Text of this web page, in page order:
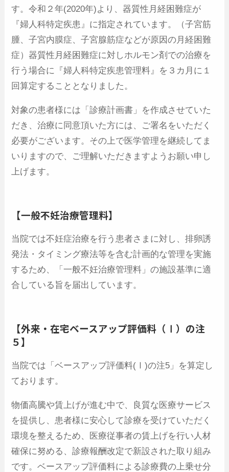
す。令和２年(2020年)より、器質性月経困難症が
『婦人科特定疾患』に指定されています。（子宮筋
腫、子宮内膜症、子宮腺筋症などが原因の月経困難
症）器質性月経困難症に対しホルモン剤での治療を
行う場合に『婦人科特定疾患管理料』を３カ月に１
回算定することとなりました。
対象の患者様には「診療計画書」を作成させていた
だき、治療に同意頂いた方には、ご署名をいただく
必要がございます。その上で医学管理を継続してま
いりますので、ご理解いただきますようお願い申し
上げます。
【一般不妊治療管理料】
当院では不妊症治療を行う患者さまに対し、排卵誘
発法・タイミング療法等を含む計画的な管理を実施
するため、「一般不妊治療管理料」の施設基準に適
合している旨を届出しています。
【外来・在宅ベースアップ評価料（Ⅰ）の注
５】
当院では「ベースアップ評価料(Ⅰ)の注5」を算定し
ております。
物価高騰や賃上げが進む中で、良質な医療サービス
を提供し、患者様に安心して診療を受けていただく
環境を整えるため、医療従事者の賃上げを行い人材
確保に努める、診療報酬改定で新設された取り組み
です。ベースアップ評価料による診療費の上乗せ分